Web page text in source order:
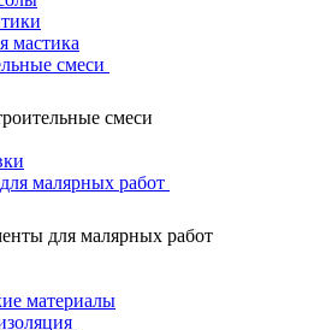
мастика
смеси
смеси
малярных работ
для малярных работ
материалы